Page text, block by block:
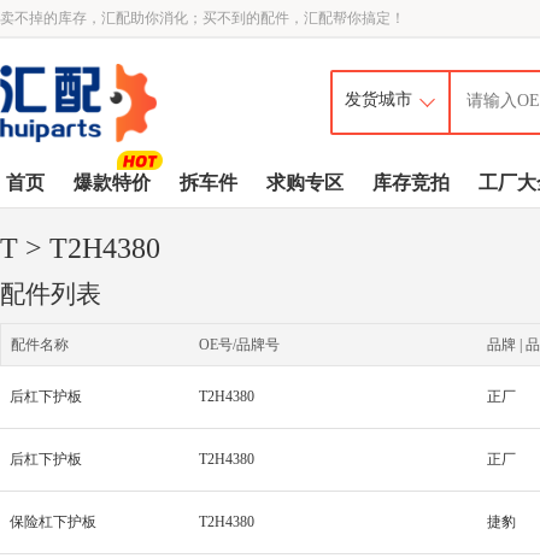
卖不掉的库存，汇配助你消化；买不到的配件，汇配帮你搞定！
首页 爆款特价 拆车件 求购专区 库存竞拍 工厂大
T > T2H4380
配件列表
配件名称 OE号/品牌号 品牌 |
后杠下护板 T2H4380 正厂
后杠下护板 T2H4380 正厂
保险杠下护板 T2H4380 捷豹